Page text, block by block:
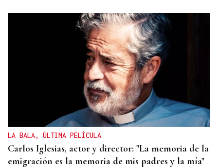
LA BALA, ÚLTIMA PELÍCULA
Carlos Iglesias, actor y director: "La memoria de la
emigración es la memoria de mis padres y la mía"